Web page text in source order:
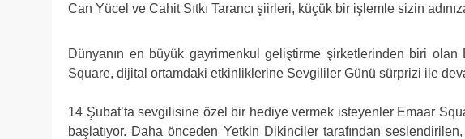
Can Yücel ve Cahit Sıtkı Tarancı şiirleri, küçük bir işlemle sizin
Dünyanın en büyük gayrimenkul geliştirme şirketlerinden biri olan
Square, dijital ortamdaki etkinliklerine Sevgililer Günü sürprizi ile
14 Şubat’ta sevgilisine özel bir hediye vermek isteyenler Emaar
başlatıyor. Daha önceden Yetkin Dikinciler tarafından